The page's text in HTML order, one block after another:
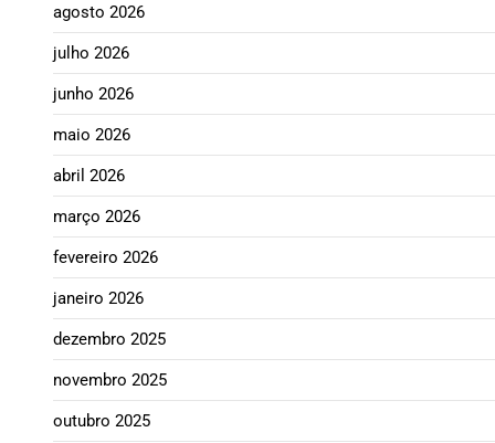
agosto 2026
julho 2026
junho 2026
maio 2026
abril 2026
março 2026
fevereiro 2026
janeiro 2026
dezembro 2025
novembro 2025
outubro 2025